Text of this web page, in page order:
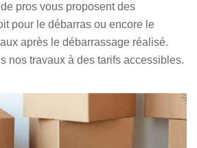
pros vous proposent des
pour le débarras ou encore le
après le débarrassage réalisé.
nos travaux à des tarifs accessibles.